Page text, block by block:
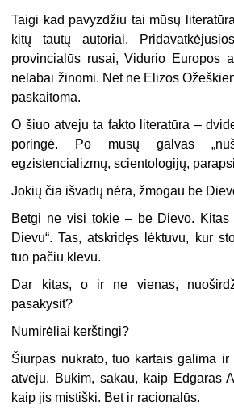
Taigi kad pavyzdžiu tai mūsų
kitų tautų autoriai.
provincialūs rusai, Vidurio Europos
nelabai žinomi. Net ne Elizos
paskaitoma.
O šiuo atveju ta fakto literatūra –
poringė. Po mūsų galvas
egzistencializmų, scientologijų,
Jokių čia išvadų nėra, žmogau be
Betgi ne visi tokie – be Dievo. Kitas
Dievu“. Tas, atskridęs lėktuvu, kur
tuo pačiu klevu.
Dar kitas, o ir ne vienas,
pasakysit?
Numirėliai kerštingi?
Šiurpas nukrato, tuo kartais galima
atveju. Būkim, sakau, kaip Edgaras
kaip jis mistiški. Bet ir racionalūs.